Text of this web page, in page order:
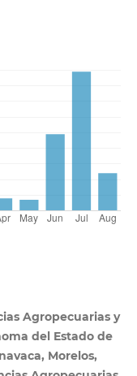
Agropecuarias y
del Estado de
Morelos,